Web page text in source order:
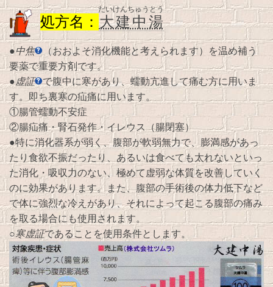
処方名： 大建中湯
だいけんちゅうとう
●中焦
（おおよそ消化機能と考えられます）を温め補う
要薬で重要方剤です。
●虚証
で腹中に寒があり、蠕動亢進して痛む方に用いま
す。即ち裏寒の疝痛に用います。
①腸管蠕動不安症
②腸疝痛・腎石発作・イレウス（腸閉塞）
●特に消化器系が弱く、腹部が軟弱無力で、膨満感があっ
たり食欲不振だったり、あるいは食べても太れないといっ
た消化・吸収力のない、極めて虚弱な体質を改善していく
のに効果があります。また、腹部の手術後の体力低下など
で体に強烈な冷えがあり、それによって起こる腹部の痛み
を取る場合にも使用されます。
○寒虚証であることを使用条件とします。